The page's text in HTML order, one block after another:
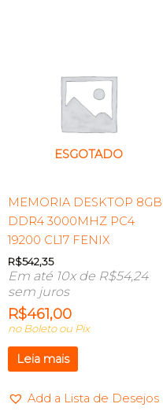
ESGOTADO
MEMORIA DESKTOP 8GB
DDR4 3000MHZ PC4
19200 CL17 FENIX
R$542,35
Em até 10x de R$54,24
sem juros
R$461,00
no Boleto ou Pix
Leia mais
Add a Lista de Desejos